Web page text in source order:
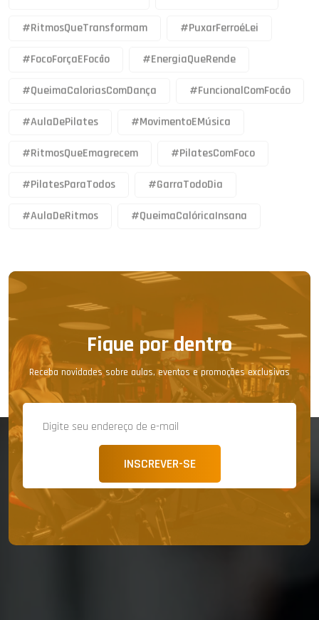
#RitmosQueTransformam #PuxarFerroéLei
#FocoForçaEFocão #EnergiaQueRende
#QueimaCaloriasComDança #FuncionalComFocão
#AulaDePilates #MovimentoEMúsica
#RitmosQueEmagrecem #PilatesComFoco
#PilatesParaTodos #GarraTodoDia
#AulaDeRitmos #QueimaCalóricaInsana
Fique por dentro
Receba novidades sobre aulas, eventos e promoções exclusivas
INSCREVER-SE